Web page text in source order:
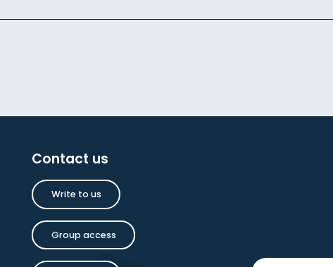
Contact us
Write to us
Group access